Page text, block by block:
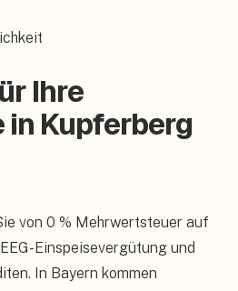
Ihre
Kupferberg
von 0 % Mehrwertsteuer auf
Einspeisevergütung und
In Bayern kommen